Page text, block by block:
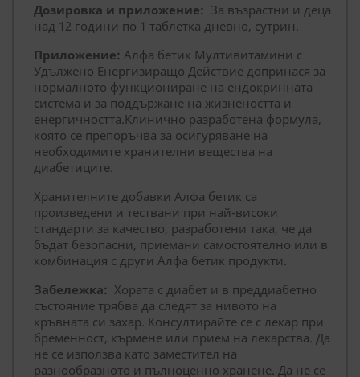
Дозировка и приложение: За възрастни и деца
над 12 години по 1 таблетка дневно, сутрин.
Приложение: Алфа бетик Мултивитамини с
Удължено Енергизиращо Действие допринася за
нормалното функциониране на ендокринната
система и за поддържане на жизнеността и
енергичността.Клинично разработена формула,
която се препоръчва за осигуряване на
необходимите хранителни вещества на
диабетиците.
Хранителните добавки Алфа бетик са
произведени и тествани при най-високи
стандарти за качество, разработени така, че да
бъдат безопасни, приемани самостоятелно или в
комбинация с други Алфа бетик продукти.
Забележка: Хората с диабет и в преддиабетно
състояние трябва да следят за нивото на
кръвната си захар. Консултирайте се с лекар при
бременност, кърмене или прием на лекарства. Да
не се използва като заместител на
разнообразното и пълноценно хранене. Да не се